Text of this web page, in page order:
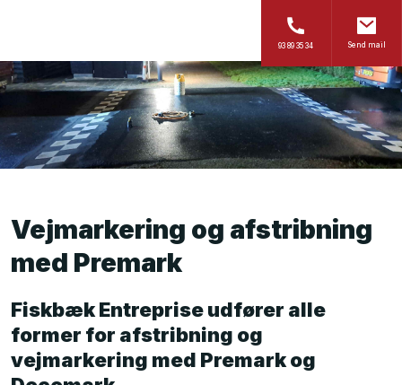
93 89 35 34 Send mail
Vejmarkering og afstribning
med Premark​
Fiskbæk Entreprise udfører alle
former for afstribning og
vejmarkering med Premark og